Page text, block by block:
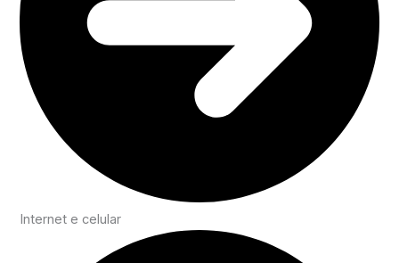
Internet e celular